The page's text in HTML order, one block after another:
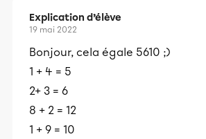
Explication d’élève
19 mai 2022
Bonjour, cela égale 5610 ;)
1 + 4 = 5
2+ 3 = 6
8 + 2 = 12
1 + 9 = 10